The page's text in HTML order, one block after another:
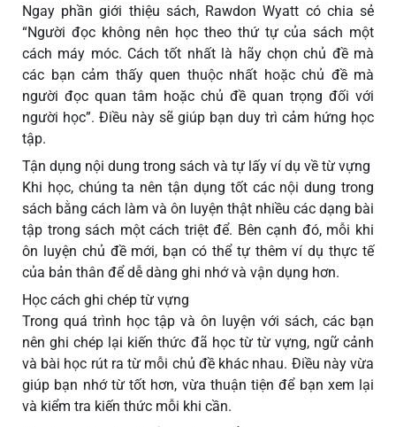
Ngay phần giới thiệu sách, Rawdon Wyatt có chia sẻ
“Người đọc không nên học theo thứ tự của sách một
cách máy móc. Cách tốt nhất là hãy chọn chủ đề mà
các bạn cảm thấy quen thuộc nhất hoặc chủ đề mà
người đọc quan tâm hoặc chủ đề quan trọng đối với
người học”. Điều này sẽ giúp bạn duy trì cảm hứng học
tập.
Tận dụng nội dung trong sách và tự lấy ví dụ về từ vựng
Khi học, chúng ta nên tận dụng tốt các nội dung trong
sách bằng cách làm và ôn luyện thật nhiều các dạng bài
tập trong sách một cách triệt để. Bên cạnh đó, mỗi khi
ôn luyện chủ đề mới, bạn có thể tự thêm ví dụ thực tế
của bản thân để dễ dàng ghi nhớ và vận dụng hơn.
Học cách ghi chép từ vựng
Trong quá trình học tập và ôn luyện với sách, các bạn
nên ghi chép lại kiến thức đã học từ từ vựng, ngữ cảnh
và bài học rút ra từ mỗi chủ đề khác nhau. Điều này vừa
giúp bạn nhớ từ tốt hơn, vừa thuận tiện để bạn xem lại
và kiểm tra kiến thức mỗi khi cần.